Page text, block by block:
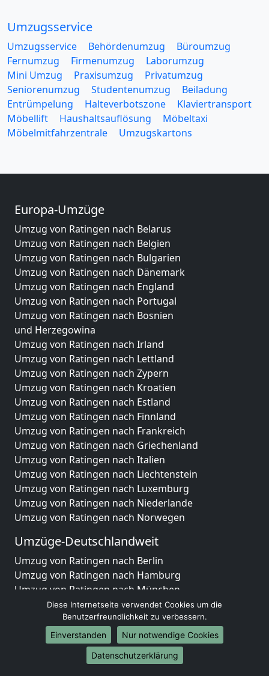
Umzugsservice
Umzugsservice Behördenumzug
Büroumzug
Fernumzug
Firmenumzug
Laborumzug
Mini Umzug
Praxisumzug
Privatumzug
Seniorenumzug
Studentenumzug
Beiladung
Entrümpelung
Halteverbotszone
Klaviertransport
Möbellift
Haushaltsauflösung
Möbeltaxi
Möbelmitfahrzentrale
Umzugskartons
Europa-Umzüge
Umzug von Ratingen nach Belarus
Umzug von Ratingen nach Belgien
Umzug von Ratingen nach Bulgarien
Umzug von Ratingen nach Dänemark
Umzug von Ratingen nach England
Umzug von Ratingen nach Portugal
Umzug von Ratingen nach Bosnien
und Herzegowina
Umzug von Ratingen nach Irland
Umzug von Ratingen nach Lettland
Umzug von Ratingen nach Zypern
Umzug von Ratingen nach Kroatien
Umzug von Ratingen nach Estland
Umzug von Ratingen nach Finnland
Umzug von Ratingen nach Frankreich
Umzug von Ratingen nach Griechenland
Umzug von Ratingen nach Italien
Umzug von Ratingen nach Liechtenstein
Umzug von Ratingen nach Luxemburg
Umzug von Ratingen nach Niederlande
Umzug von Ratingen nach Norwegen
Umzüge-Deutschlandweit
Umzug von Ratingen nach Berlin
Umzug von Ratingen nach Hamburg
Umzug von Ratingen nach München
Umzug von Ratingen nach Köln
Umzug von Ratingen nach Frankfurt am Main
Umzug von Ratingen nach Stuttgart
Umzug von Ratingen nach Düsseldorf
Umzug von Ratingen nach Leipzig
Diese Internetseite verwendet Cookies um die
Benutzerfreundlichkeit zu verbessern.
Einverstanden
Nur notwendige Cookies
Datenschutzerklärung